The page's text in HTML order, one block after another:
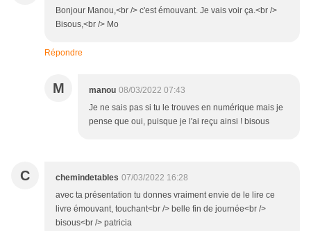
Bonjour Manou,<br /> c'est émouvant. Je vais voir ça.<br />
Bisous,<br /> Mo
Répondre
M manou 08/03/2022 07:43
Je ne sais pas si tu le trouves en numérique mais je
pense que oui, puisque je l'ai reçu ainsi ! bisous
C chemindetables 07/03/2022 16:28
avec ta présentation tu donnes vraiment envie de le lire ce
livre émouvant, touchant<br /> belle fin de journée<br />
bisous<br /> patricia